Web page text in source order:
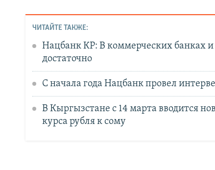
ЧИТАЙТЕ ТАКЖЕ:
Нацбанк КР: В коммерческих банках
достаточно
С начала года Нацбанк провел
В Кыргызстане с 14 марта вводится
курса рубля к сому